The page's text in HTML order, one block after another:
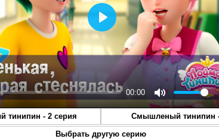
00:00
Mute
Play
тинипин - 2 серия Смышленый тинипин
Выбрать другую серию